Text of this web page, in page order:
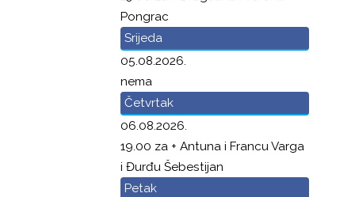
Pongrac
Srijeda
05.08.2026.
nema
Četvrtak
06.08.2026.
19.00 za + Antuna i Francu Varga
i Đurđu Šebestijan
Petak